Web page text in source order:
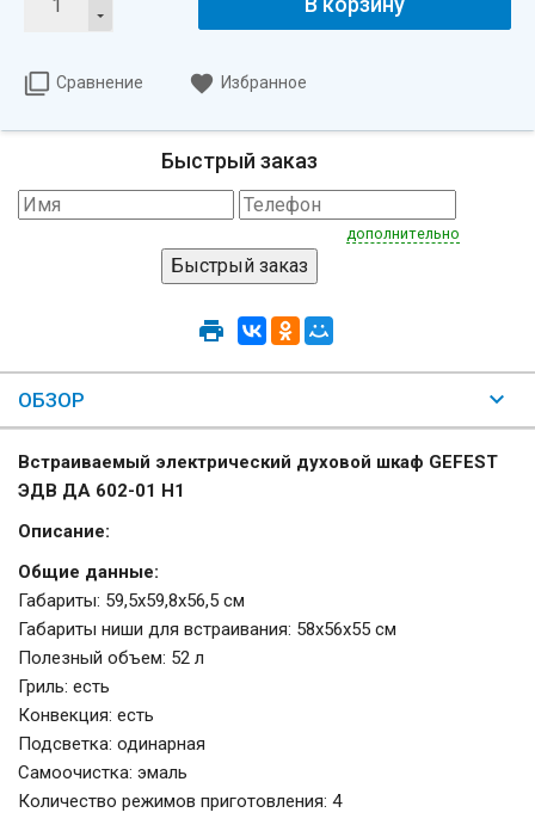
Сравнение Избранное
Быстрый заказ
дополнительно
ОБЗОР
Встраиваемый электрический духовой шкаф GEFEST
ЭДВ ДА 602-01 Н1
Описание:
Общие данные:
Габариты: 59,5х59,8х56,5 см
Габариты ниши для встраивания: 58х56х55 см
Полезный объем: 52 л
Гриль: есть
Конвекция: есть
Подсветка: одинарная
Самоочистка: эмаль
Количество режимов приготовления: 4